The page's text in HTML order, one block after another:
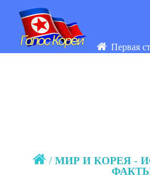
Первая
/ МИР И КОРЕЯ -